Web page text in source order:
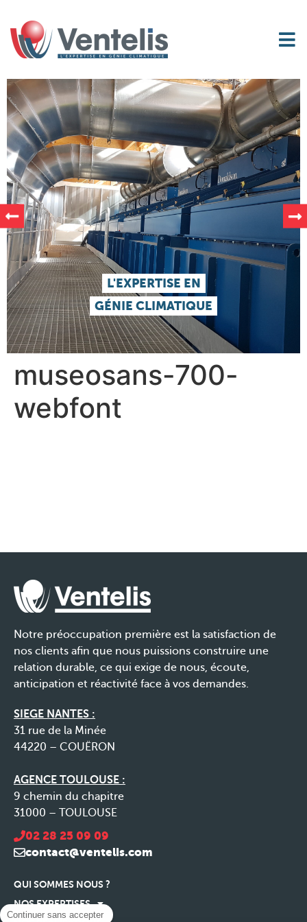
L'EXPERTISE EN
GÉNIE CLIMATIQUE
museosans-700-
webfont
Notre préoccupation première est la satisfaction de
nos clients afin que nous puissions construire une
relation durable, ce qui exige de nous, écoute,
anticipation et réactivité face à vos demandes.
SIEGE NANTES :
31 rue de la Minée
44220 – COUËRON
AGENCE TOULOUSE :
9 chemin du chapitre
31000 – TOULOUSE
02 28 25 09 09
contact@ventelis.com
QUI SOMMES NOUS ?
NOS EXPERTISES
Continuer sans accepter